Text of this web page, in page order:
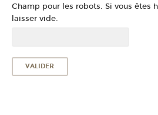
Champ pour les robots. Si vous êtes
laisser vide.